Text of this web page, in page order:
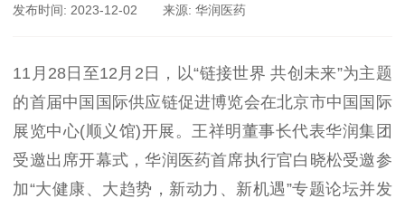
发布时间: 2023-12-02 来源: 华润医药
11 月 28 日至12 月 2 日，以“链接世界 共创未来”为主题
的首届中国国际供应链促进博览会在北京市中国国际
展览中心(顺义馆)开展。王祥明董事长代表华润集团
受邀出席开幕式，华润医药首席执行官白晓松受邀参
加“大健康、大趋势，新动力、新机遇”专题论坛并发